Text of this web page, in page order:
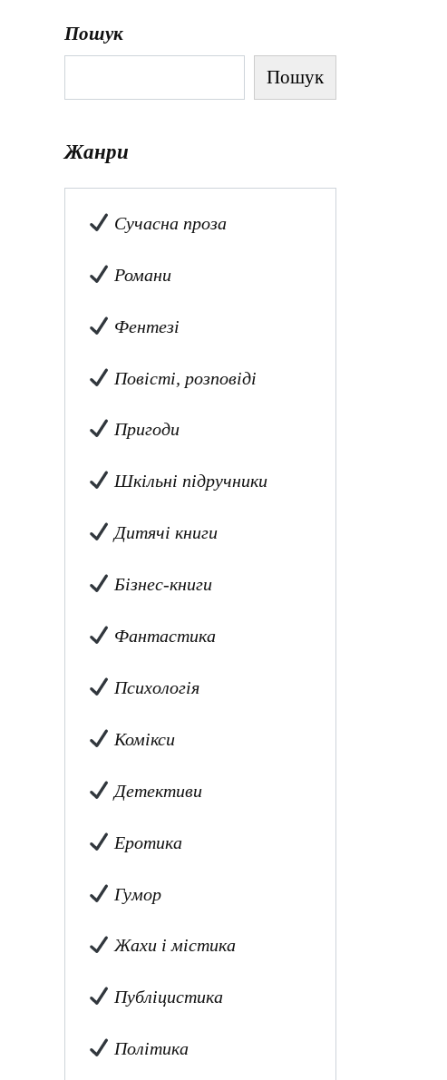
Пошук
Пошук
Жанри
Сучасна проза
Романи
Фентезі
Повісті, розповіді
Пригоди
Шкільні підручники
Дитячі книги
Бізнес-книги
Фантастика
Психологія
Комікси
Детективи
Еротика
Гумор
Жахи і містика
Публіцистика
Політика